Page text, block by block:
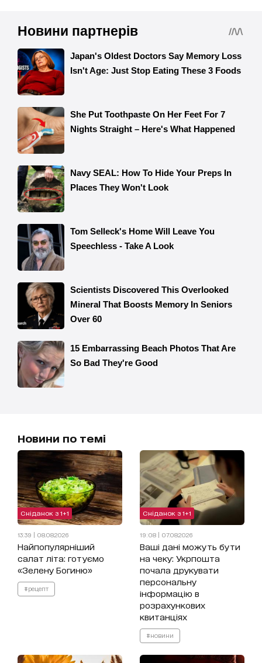
Новини по темі
Сніданок з 1+1
13:39 | 08.08.2026
Найпопулярніший
салат літа: готуємо
«Зелену Богиню»
#рецепт
Сніданок з 1+1
19:08 | 07.08.2026
Ваші дані можуть бути
на чеку: Укрпошта
почала друкувати
персональну
інформацію в
розрахункових
квитанціях
#новини